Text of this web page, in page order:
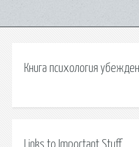
Книга психология
Links to Important Stuff